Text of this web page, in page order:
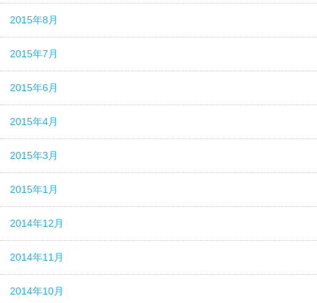
2015年8月
2015年7月
2015年6月
2015年4月
2015年3月
2015年1月
2014年12月
2014年11月
2014年10月